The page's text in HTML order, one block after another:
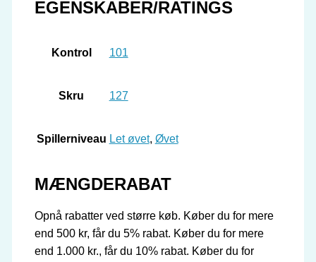
EGENSKABER/RATINGS
Kontrol 101
Skru 127
Spillerniveau Let øvet, Øvet
MÆNGDERABAT
Opnå rabatter ved større køb. Køber du for mere
end 500 kr, får du 5% rabat. Køber du for mere
end 1.000 kr., får du 10% rabat. Køber du for